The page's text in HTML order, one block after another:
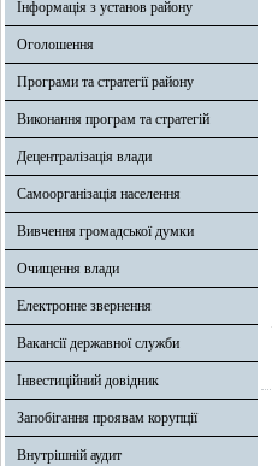
Інформація з установ району
Оголошення
Програми та стратегії району
Виконання програм та стратегій
Децентралізація влади
Самоорганізація населення
Вивчення громадської думки
Очищення влади
Електронне звернення
Вакансії державної служби
Інвестиційний довідник
Запобігання проявам корупції
Внутрішній аудит